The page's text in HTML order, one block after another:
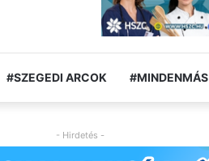
#SZEGEDI ARCOK #MINDENMÁS
- Hirdetés -